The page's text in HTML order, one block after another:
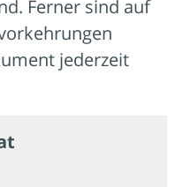
Ferner sind auf
jederzeit